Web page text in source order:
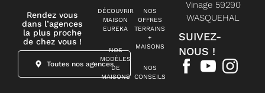
Rendez vous
dans l’agences
la plus proche
de chez vous !
Toutes nos agences
DÉCOUVRIR
MAISON
EUREKA
NOS
MODÈLES
DE
MAISONS
NOS
OFFRES
TERRAINS
+
MAISONS
NOS
CONSEILS
Vinage 59290
WASQUEHAL
SUIVEZ-
NOUS !